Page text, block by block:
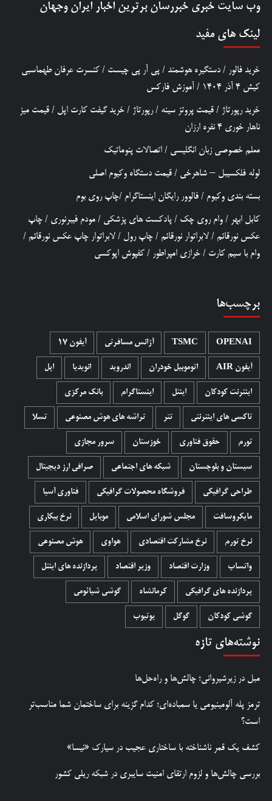
وب سایت خبری خبررسان برترین اخبار ایران وجهان
لینک های مفید
خرید فالور / دستگیره هوشمند / پی آر پی چیست / کنسرت عرفان طهماسبی
کیش 4 آذر 1404
/ آموزش فارکس
خرید رپورتاژ / قیمت پروتز سینه /رپورتاژ / خرید گیفت کارت اپل / قیمت میز
ناهار خوری 4 نفره ارزان
معلم خصوصی زبان انگلیسی / اتصالات پنوماتیک
لوله فلکسیبل – شاهرخی / قیمت دستگاه وکیوم اصلی
بسته بندی وکیوم / فالوور رایگان اینستاگرام /چاپ روی بوم
کابل ابهر / وام روی چک / پادکست های پزشکی / مودم فیبرنوری / چاپ
عکس نورقائم / لابراتوار نورقائم / چاپ رول / لابراتوار چاپ عکس نورقائم /
وام با سیم کارت / خرازی امپراطور / کفپوش اپوکسی
برچسب‌ها
OPENAI
TSMC آژانس مسافرتی آیفون 17
آیفون AIR اتوموبیل خودران اندروید انویدیا اپل
اینترنت کودکان اینتل اینستاگرام بانک مرکزی
تاکسی های اینترنتی تتر تراشه های هوش مصنوعی تسلا
تورم حقوق فناوری خوزستان سرور مجازی
سیستان و بلوچستان شبکه های اجتماعی صرافی ارز دیجیتال
طراحی گرافیکی فروشگاه محصولات گرافيکی فناوری آسیا
مایکروسافت مجلس شورای اسلامی موبایل نرخ بیکاری
نرخ تورم نرخ مشارکت اقتصادی هواوی هوش مصنوعی
واتساپ وزارت اقتصاد وزیر اقتصاد پردازنده های اینتل
پردازنده های گرافیکی کرمانشاه گوشی شیائومی
گوشی کودکان گوگل یوتیوب
نوشته‌های تازه
مبل در زیرشیروانی؛ چالش‌ها و راه‌حل‌ها
ترمز پله آلومینیومی یا سمباده‌ای؛ کدام گزینه برای ساختمان شما مناسب‌تر
است؟
کشف یک قمر ناشناخته با ساختاری عجیب در سیارک «نیسا»
بررسی چالش‌ها و لزوم ارتقای امنیت سایبری در شبکه ریلی کشور